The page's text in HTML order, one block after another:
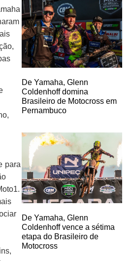
para
De Yamaha, Glenn
Coldenhoff domina
Brasileiro de Motocross em
Pernambuco
De Yamaha, Glenn
Coldenhoff vence a sétima
etapa do Brasileiro de
Motocross